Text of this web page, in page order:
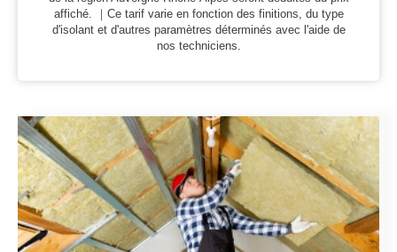
affiché. ｜Ce tarif varie en fonction des finitions, du type
d'isolant et d'autres paramètres déterminés avec l'aide de
nos techniciens.